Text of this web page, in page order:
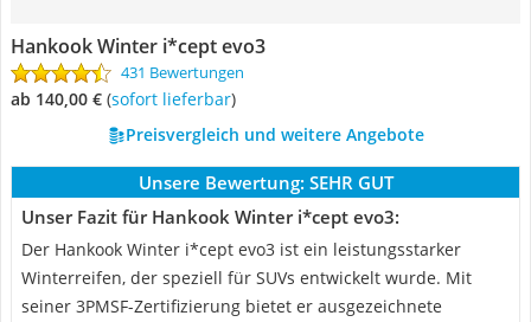
Hankook Winter i*cept evo3
431 Bewertungen
ab 140,00 € ( Sofort lieferbar)
Preisvergleich und weitere Angebote
Unsere Bewertung: SEHR GUT
Unser Fazit für Hankook Winter i*cept evo3:
Der Hankook Winter i*cept evo3 ist ein leistungsstarker
Winterreifen, der speziell für SUVs entwickelt wurde. Mit
seiner 3PMSF-Zertifizierung bietet er ausgezeichnete